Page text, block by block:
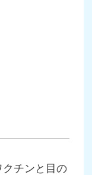
チンと目の